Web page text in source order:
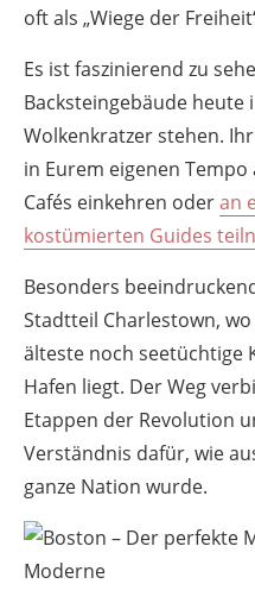
oft als „Wiege der
Es ist faszinierend zu
Backsteingebäude
Wolkenkratzer stehen.
in Eurem eigenen
Cafés einkehren oderan
kostümierten Guides
Besonders
Stadtteil Charlestown,
älteste noch seetüchtige
Hafen liegt. Der Weg
Etappen der Revolution
Verständnis dafür, wie
ganze Nation wurde.